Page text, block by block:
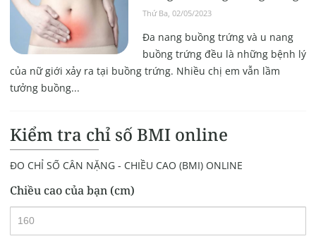
Thứ Ba, 02/05/2023
Đa nang buồng trứng và u nang
buồng trứng đều là những bệnh lý
của nữ giới xảy ra tại buồng trứng. Nhiều chị em vẫn lầm
tưởng buồng...
Kiểm tra chỉ số BMI online
ĐO CHỈ SỐ CÂN NẶNG - CHIỀU CAO (BMI) ONLINE
Chiều cao của bạn (cm)